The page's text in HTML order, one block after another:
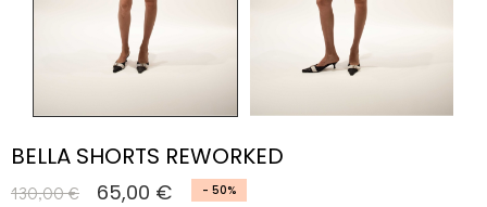
BELLA SHORTS REWORKED
130,00 € 65,00 € - 50%